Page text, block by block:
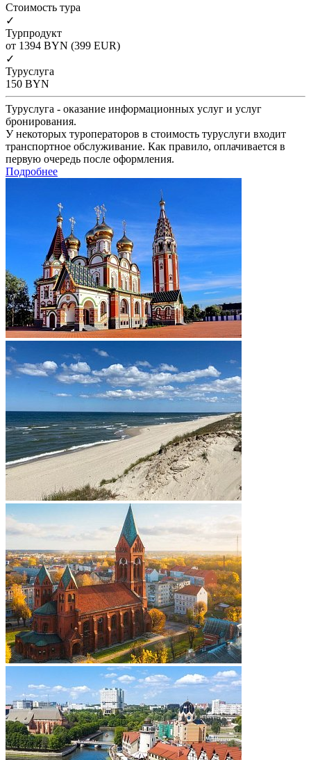
Cтоимость тура
✓
Турпродукт
от 1394 BYN (399 EUR)
✓
Туруслуга
150 BYN
Туруслуга - оказание информационных услуг и услуг
бронирования.
У некоторых туроператоров в стоимость туруслуги входит
транспортное обслуживание. Как правило, оплачивается в
первую очередь после оформления.
Подробнее